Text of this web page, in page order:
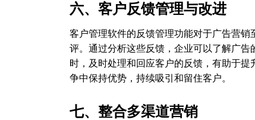
六、客户反馈管理与改进
客户管理软件的反馈管理功能对于广告营
评。通过分析这些反馈，企业可以了解广
时，及时处理和回应客户的反馈，有助于
争中保持优势，持续吸引和留住客户。
七、整合多渠道营销